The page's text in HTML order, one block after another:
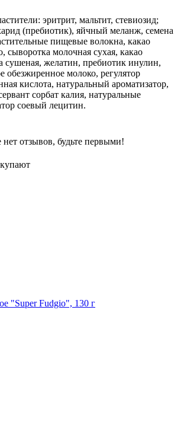
эритрит, мальтит, стевиозид;
(пребиотик), яйчный меланж, семена
пищевые волокна, какао
сыворотка молочная сухая, какао
сушеная, желатин, пребиотик инулин,
обезжиренное молоко, регулятор
кислота, натуральный ароматизатор,
сорбат калия, натуральные
соевый лецитин.
нет отзывов, будьте первыми!
"Super Fudgiо", 130 г